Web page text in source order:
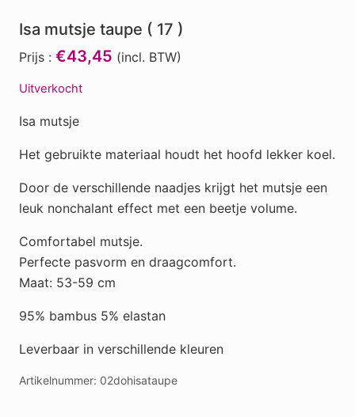
Isa mutsje taupe ( 17 )
Prijs : €43,45 (incl. BTW)
Uitverkocht
Isa mutsje
Het gebruikte materiaal houdt het hoofd lekker koel.
Door de verschillende naadjes krijgt het mutsje een
leuk nonchalant effect met een beetje volume.
Comfortabel mutsje.
Perfecte pasvorm en draagcomfort.
Maat: 53-59 cm
95% bambus 5% elastan
Leverbaar in verschillende kleuren
Artikelnummer: 02dohisataupe